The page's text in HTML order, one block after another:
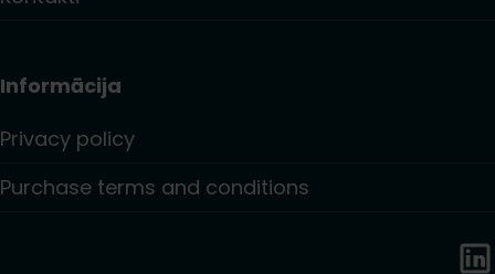
Informācija
Privacy policy
Purchase terms and conditions